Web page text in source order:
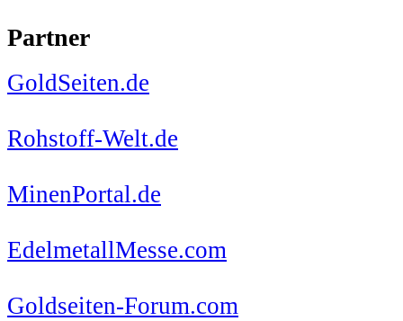
Partner
GoldSeiten.de
Rohstoff-Welt.de
MinenPortal.de
EdelmetallMesse.com
Goldseiten-Forum.com